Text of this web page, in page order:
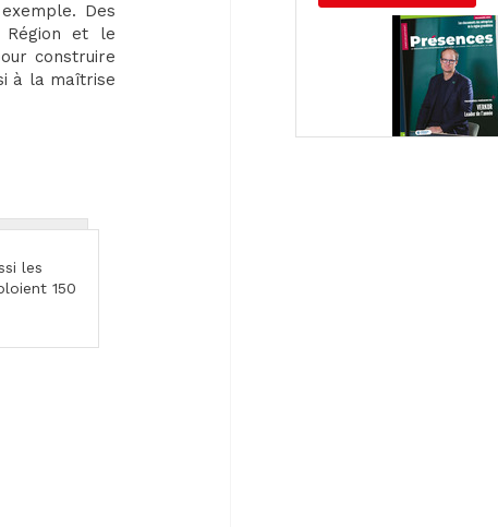
Des
et le
construire
à la maîtrise
les
150